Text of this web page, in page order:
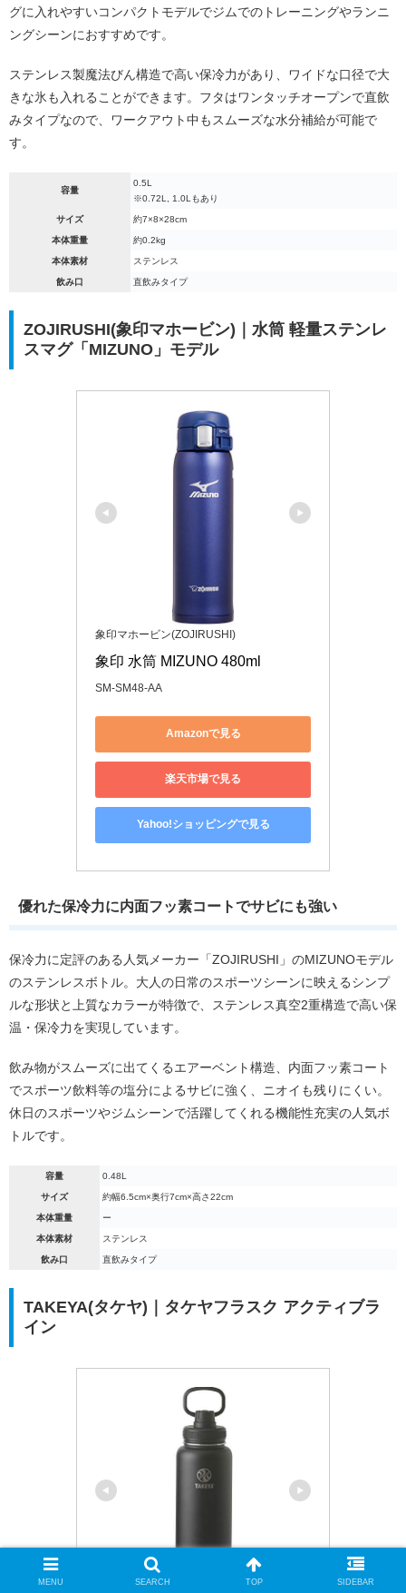
グに入れやすいコンパクトモデルでジムでのトレーニングやランニ
ングシーンにおすすめです。
ステンレス製魔法びん構造で高い保冷力があり、ワイドな口径で大
きな氷も入れることができます。フタはワンタッチオープンで直飲
みタイプなので、ワークアウト中もスムーズな水分補給が可能で
す。
容量
0.5L
※0.72L, 1.0Lもあり
サイズ 約7×8×28cm
本体重量 約0.2kg
本体素材 ステンレス
飲み口 直飲みタイプ
ZOJIRUSHI(象印マホービン)｜水筒 軽量ステンレ
スマグ「MIZUNO」モデル
象印マホービン(ZOJIRUSHI)
象印 水筒 MIZUNO 480ml
SM-SM48-AA
Amazonで見る
楽天市場で見る
Yahoo!ショッピングで見る
優れた保冷力に内面フッ素コートでサビにも強い
保冷力に定評のある人気メーカー「ZOJIRUSHI」のMIZUNOモデル
のステンレスボトル。大人の日常のスポーツシーンに映えるシンプ
ルな形状と上質なカラーが特徴で、ステンレス真空2重構造で高い保
温・保冷力を実現しています。
飲み物がスムーズに出てくるエアーベント構造、内面フッ素コート
でスポーツ飲料等の塩分によるサビに強く、ニオイも残りにくい。
休日のスポーツやジムシーンで活躍してくれる機能性充実の人気ボ
トルです。
容量 0.48L
サイズ 約幅6.5cm×奥行7cm×高さ22cm
本体重量 ー
本体素材 ステンレス
飲み口 直飲みタイプ
TAKEYA(タケヤ)｜タケヤフラスク アクティブラ
イン
MENU SEARCH TOP SIDEBAR